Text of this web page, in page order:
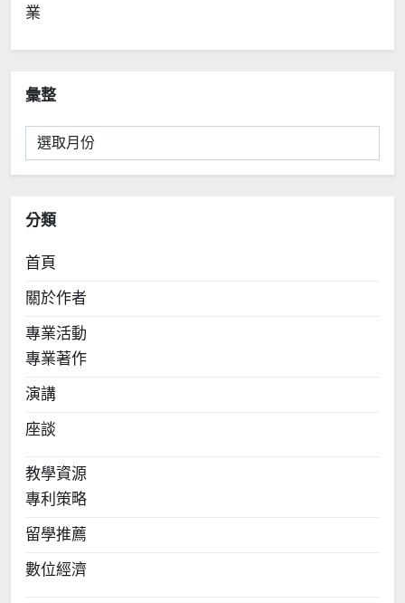
業
彙整
彙
整
分類
首頁
關於作者
專業活動
專業著作
演講
座談
教學資源
專利策略
留學推薦
數位經濟